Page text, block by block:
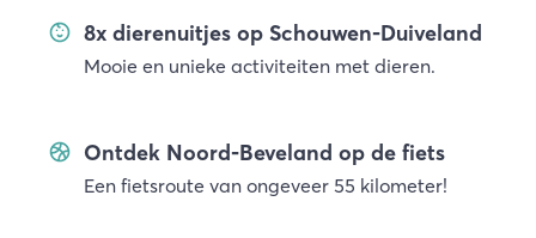
8x dierenuitjes op Schouwen-Duiveland
Mooie en unieke activiteiten met dieren.
Ontdek Noord-Beveland op de fiets
Een fietsroute van ongeveer 55 kilometer!